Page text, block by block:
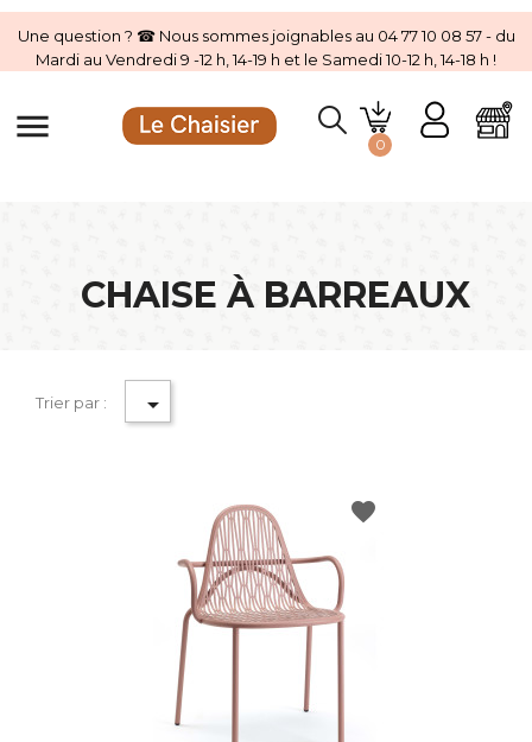
Une question ? ☎ Nous sommes joignables au 04 77 10 08 57 - du
Mardi au Vendredi 9 -12 h, 14-19 h et le Samedi 10-12 h, 14-18 h !
menu 0
CHAISE À BARREAUX
Trier par : 
favorite